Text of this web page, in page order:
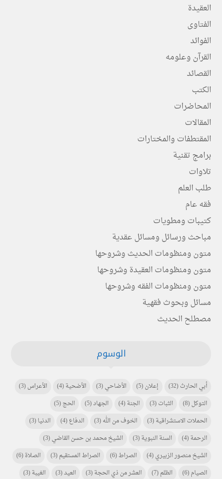
العقيدة
الفتاوى
الفوائد
القرآن وعلومه
القصائد
الكتب
المحاضرات
المقالات
المقتطفات والمختارات
برامج تقنية
تلاوات
طلب العلم
فقه عام
كتيبات ومطويات
مباحث ورسائل ومسائل عقدية
متون ومنظومات الحديث وشروحها
متون ومنظومات العقيدة وشروحها
متون ومنظومات الفقه وشروحها
مسائل وبحوث فقهية
مصطلح الحديث
الوسوم
أبي الحارث(32) إعلان(5) الأضاحي(3) الأضحية(4) الأعراس(3)
التوكل(8) الثبات(3) الجنة(4) الجهاد(5) الحج(5)
الحملات الاستشراقية(3) الخوف من الله(3) الدفاع(4) الدنيا(3)
الرحمة(4) السنة النبوية(3) الشيخ محمد بن حسن القاضي(3)
الشيخ منصور الزبيري(4) الصراط(6) الصراط المستقيم(3) الصلاة(6)
الصيام(6) الظلم(7) العشر من ذي الحجة(3) العيد(3) الغيبة(3)